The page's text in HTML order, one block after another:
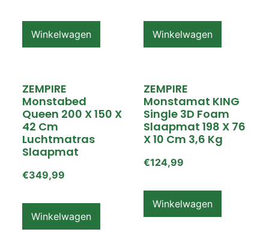
Winkelwagen Winkelwagen
ZEMPIRE
Monstabed
Queen 200 X 150 X
42 Cm
Luchtmatras
Slaapmat
€349,99
Winkelwagen
ZEMPIRE
Monstamat KING
Single 3D Foam
Slaapmat 198 X 76
X 10 Cm 3,6 Kg
€124,99
Winkelwagen